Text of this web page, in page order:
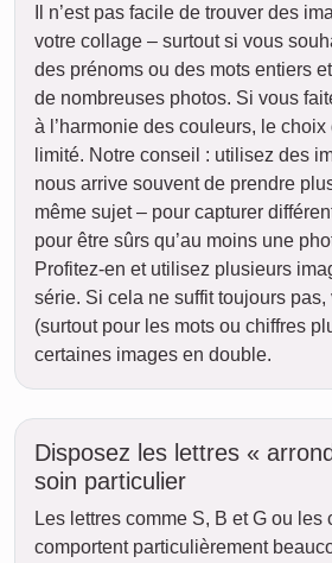
Il n’est pas facile de trouver des
votre collage – surtout si vous
des prénoms ou des mots entiers
de nombreuses photos. Si vous
à l’harmonie des couleurs, le
limité. Notre conseil : utilisez des
nous arrive souvent de prendre
même sujet – pour capturer
pour être sûrs qu’au moins une
Profitez-en et utilisez plusieurs
série. Si cela ne suffit toujours
(surtout pour les mots ou chiffres
certaines images en double.
Disposez les lettres «
soin particulier
Les lettres comme S, B et G ou les
comportent particulièrement